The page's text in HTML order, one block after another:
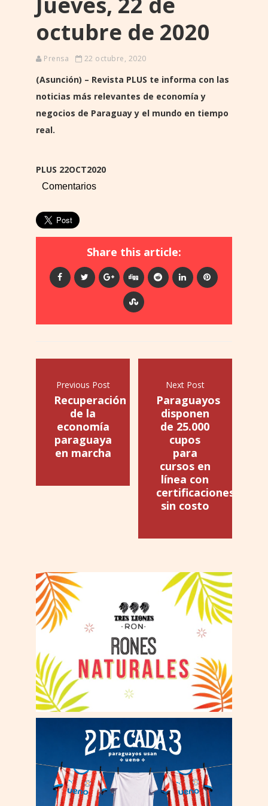
octubre de 2020
Prensa 22 octubre, 2020
(Asunción) – Revista PLUS te informa con las
noticias más relevantes de economía y
negocios de Paraguay y el mundo en tiempo
real.
PLUS 22OCT2020
Comentarios
Share this article:
Previous Post
Recuperación
de la
economía
paraguaya
en marcha
Next Post
Paraguayos
disponen
de 25.000
cupos
para
cursos en
línea con
certificaciones
sin costo